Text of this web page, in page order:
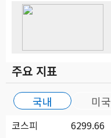
주요 지표
국내 미국
코스피 6299.66